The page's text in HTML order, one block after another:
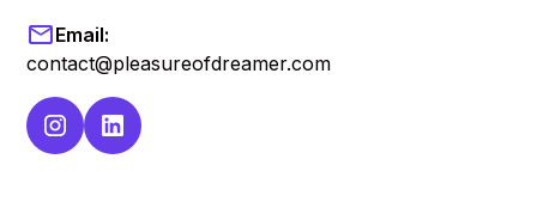
Email:
contact@pleasureofdreamer.com